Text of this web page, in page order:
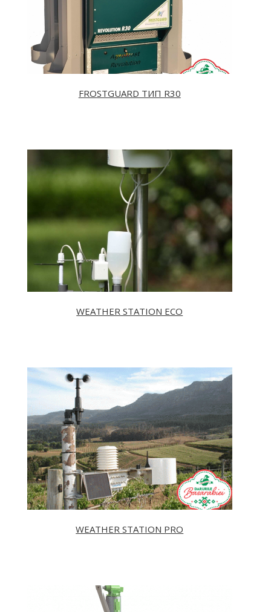
FROSTGUARD TИП R30
WEATHER STATION ECO
WEATHER STATION PRO